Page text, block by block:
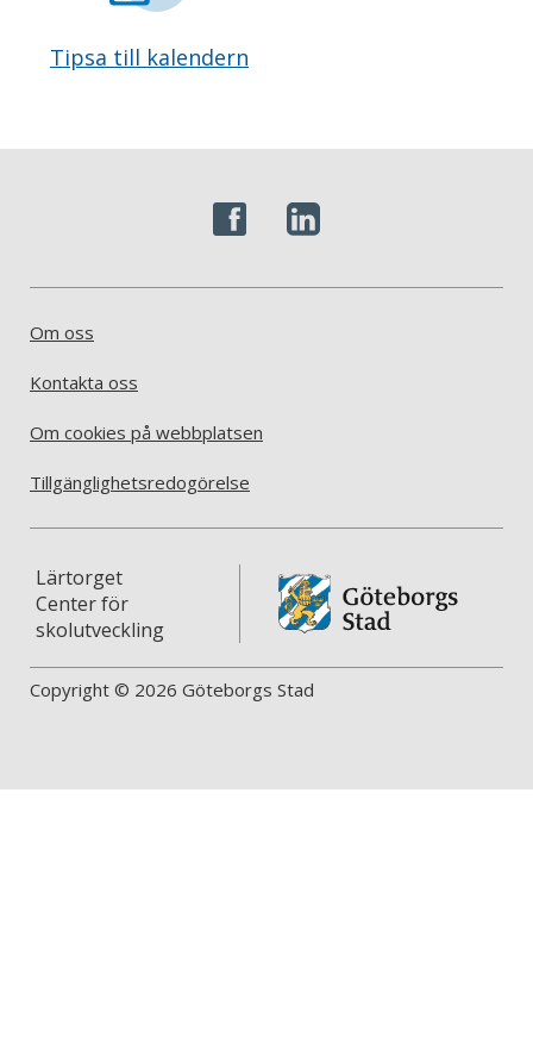
Tipsa till kalendern
Om oss
Kontakta oss
Om cookies på webbplatsen
Tillgänglighetsredogörelse
Lärtorget
Center för
skolutveckling
Copyright © 2026 Göteborgs Stad